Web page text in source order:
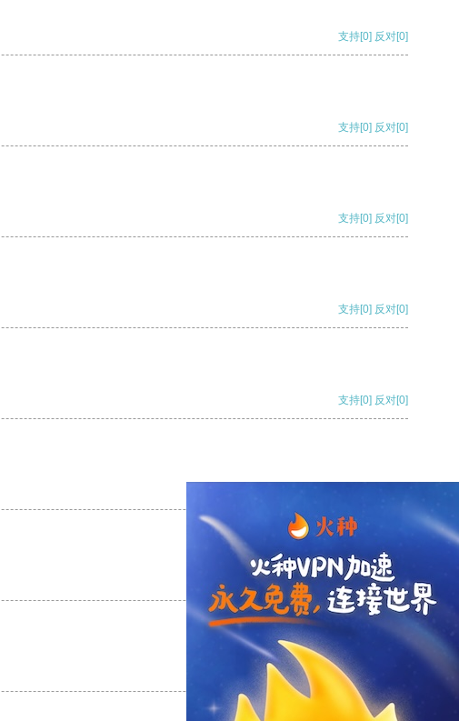
支持[0] 反对[0]
支持[0] 反对[0]
支持[0] 反对[0]
支持[0] 反对[0]
支持[0] 反对[0]
支持 [0] 反对 [0]
支持